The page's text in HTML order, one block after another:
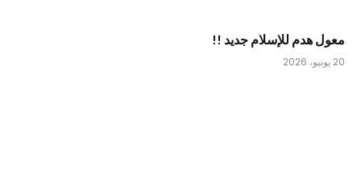
معول هدم للإسلام جديد !!
20 يونيو، 2026